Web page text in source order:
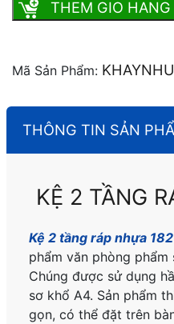
THEM GIO HANG
Mã Sản Phẩm:
THÔNG TIN SẢN
KỆ 2 TẦNG
Kệ 2 tầng ráp nhựa
phẩm văn phòng
Chúng được sử dụng
sơ khổ A4. Sản phẩm
gọn, có thể đặt trên